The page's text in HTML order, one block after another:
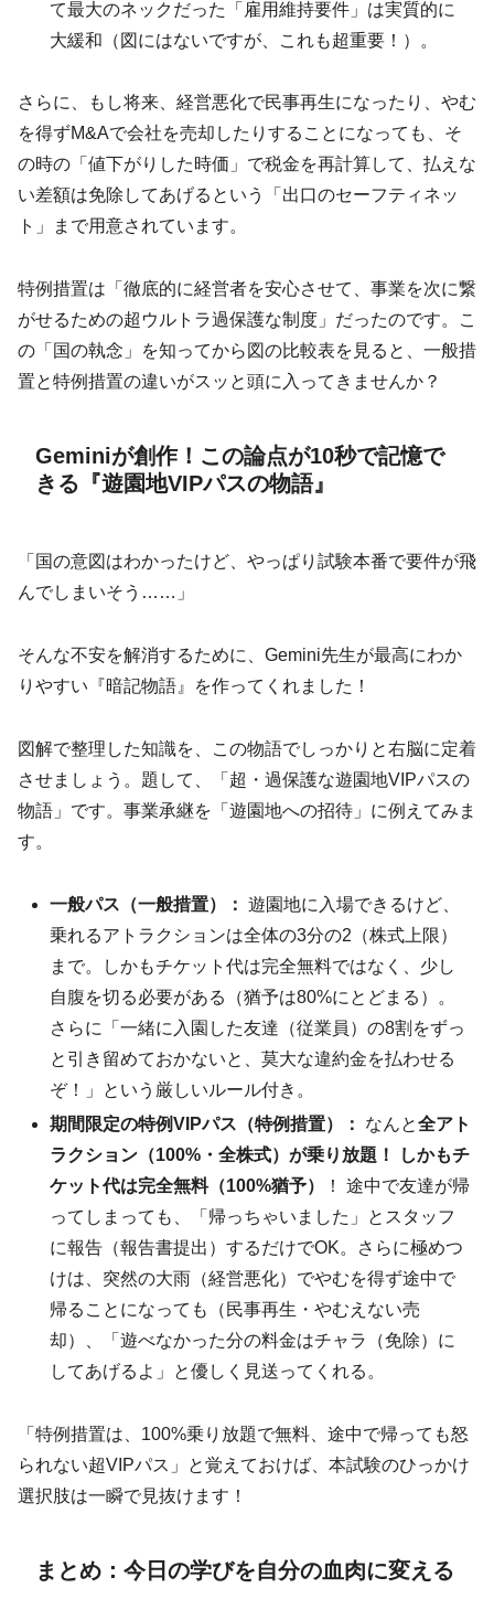
て最大のネックだった「雇用維持要件」は実質的に
大緩和（図にはないですが、これも超重要！）。
さらに、もし将来、経営悪化で民事再生になったり、やむ
を得ずM&Aで会社を売却したりすることになっても、そ
の時の「値下がりした時価」で税金を再計算して、払えな
い差額は免除してあげるという「出口のセーフティネッ
ト」まで用意されています。
特例措置は「徹底的に経営者を安心させて、事業を次に繋
がせるための超ウルトラ過保護な制度」だったのです。こ
の「国の執念」を知ってから図の比較表を見ると、一般措
置と特例措置の違いがスッと頭に入ってきませんか？
Geminiが創作！この論点が10秒で記憶で
きる『遊園地VIPパスの物語』
「国の意図はわかったけど、やっぱり試験本番で要件が飛
んでしまいそう……」
そんな不安を解消するために、Gemini先生が最高にわか
りやすい『暗記物語』を作ってくれました！
図解で整理した知識を、この物語でしっかりと右脳に定着
させましょう。題して、「超・過保護な遊園地VIPパスの
物語」です。事業承継を「遊園地への招待」に例えてみま
す。
一般パス（一般措置）： 遊園地に入場できるけど、
乗れるアトラクションは全体の3分の2（株式上限）
まで。しかもチケット代は完全無料ではなく、少し
自腹を切る必要がある（猶予は80%にとどまる）。
さらに「一緒に入園した友達（従業員）の8割をずっ
と引き留めておかないと、莫大な違約金を払わせる
ぞ！」という厳しいルール付き。
期間限定の特例VIPパス（特例措置）：
なんと全アト
ラクション（100%・全株式）が乗り放題！ しかもチ
ケット代は完全無料（100%猶予）
！ 途中で友達が帰
ってしまっても、「帰っちゃいました」とスタッフ
に報告（報告書提出）するだけでOK。さらに極めつ
けは、突然の大雨（経営悪化）でやむを得ず途中で
帰ることになっても（民事再生・やむえない売
却）、「遊べなかった分の料金はチャラ（免除）に
してあげるよ」と優しく見送ってくれる。
「特例措置は、100%乗り放題で無料、途中で帰っても怒
られない超VIPパス」と覚えておけば、本試験のひっかけ
選択肢は一瞬で見抜けます！
まとめ：今日の学びを自分の血肉に変える